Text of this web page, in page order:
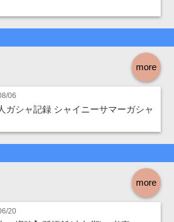
more
06
ガシャ記録 シャイニーサマーガシャ
more
20